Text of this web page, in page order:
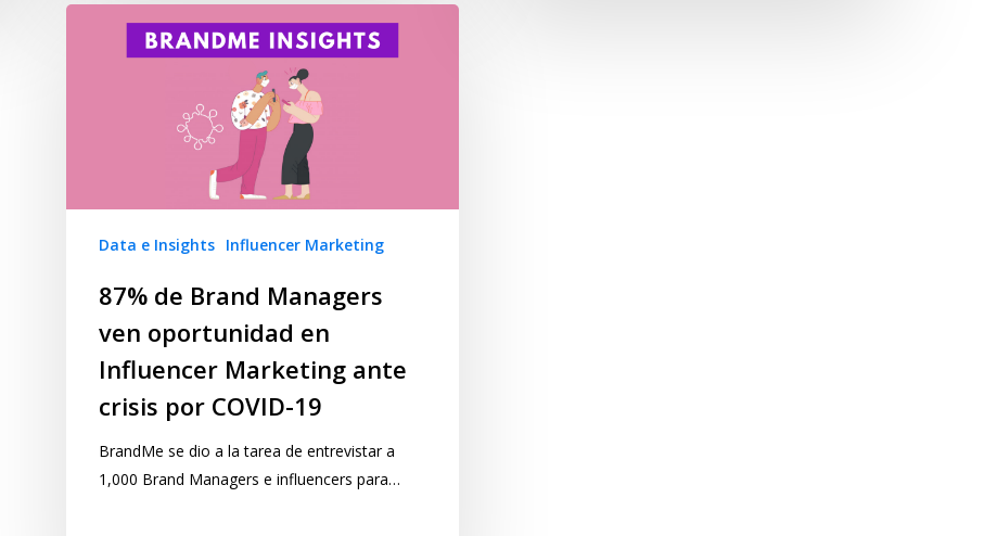
Data e Insights Influencer Marketing
87% de Brand Managers
ven oportunidad en
Influencer Marketing ante
crisis por COVID-19
BrandMe se dio a la tarea de entrevistar a
1,000 Brand Managers e influencers para…